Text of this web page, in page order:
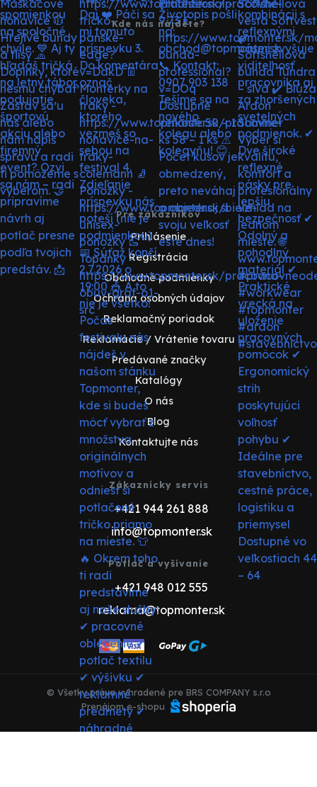
Kde nás nájdete?
Pre zákazníkov
Prihlásenie
Registrácia
Obchodné podmienky
Ochrana osobných údajov
Reklamačný poriadok
Reklamácie / Vrátenie tovaru
Predávané značky
Katalógy
O nás
Blog
Kontaktujte nás
Zákaznícky servis
+421 944 261 888
info@topmonter.sk
Potlač a vyšívanie
+421 948 012 555
reklama@topmonter.sk
© Všetky práva vyhradené pre BRS COMPANY s.r.o
Prenájom e-shopu